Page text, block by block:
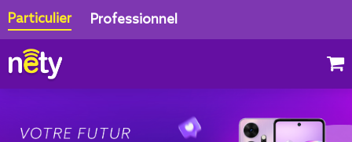
Particulier Professionnel